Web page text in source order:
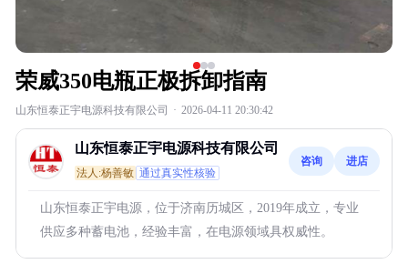
荣威350电瓶正极拆卸指南
山东恒泰正宇电源科技有限公司 · 2026-04-11 20:30:42
山东恒泰正宇电源科技有限公司
法人:杨善敏 通过真实性核验
咨询 进店
山东恒泰正宇电源，位于济南历城区，2019年成立，专业
供应多种蓄电池，经验丰富，在电源领域具权威性。